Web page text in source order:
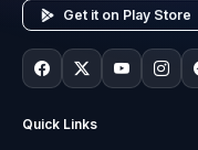
Get it on Play Store
Quick Links